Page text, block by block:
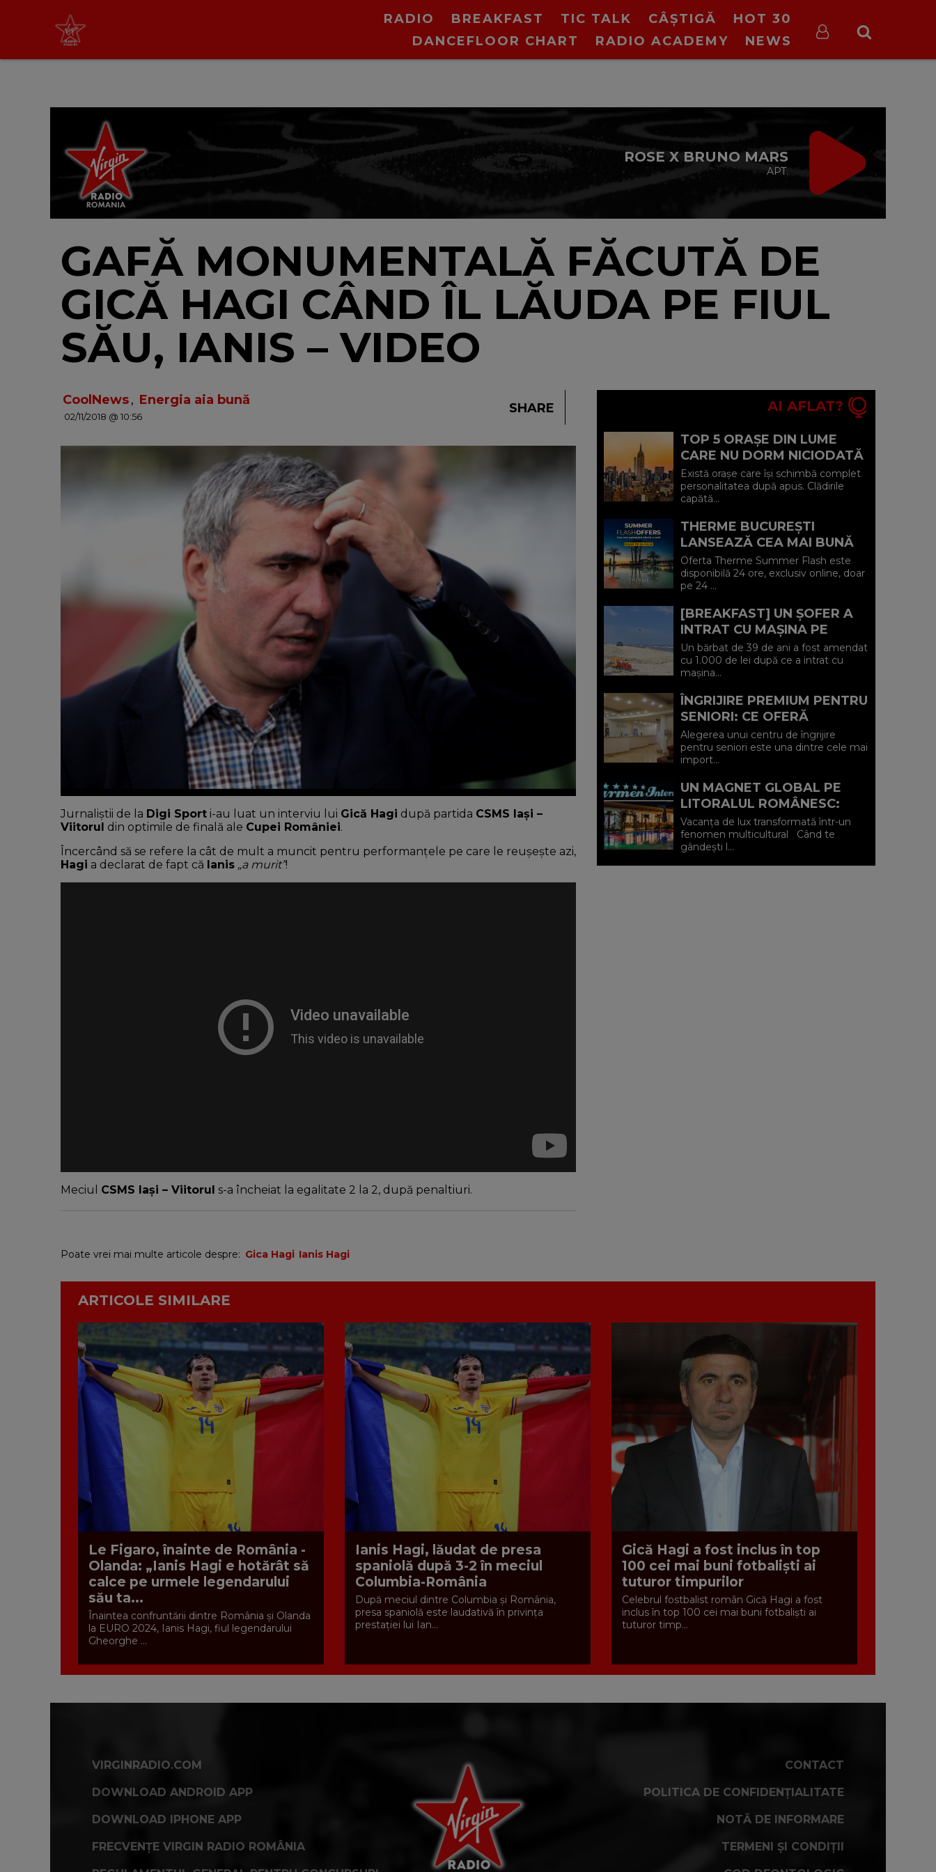
RADIO BREAKFAST TIC TALK CÂȘTIGĂ
HOT 30
DANCEFLOOR CHART
RADIO ACADEMY NEWS
MUSIC DE
WEEKEND
GAFĂ MONUMENTALĂ FĂCUTĂ DE
GICĂ HAGI CÂND ÎL LĂUDA PE FIUL
SĂU, IANIS – VIDEO
CoolNews, Energia aia bună
02/11/2018 @ 10:56
SHARE
Jurnaliștii de la Digi Sport i-au luat un interviu lui Gică Hagi după partida CSMS Iași –
Viitorul din optimile de finală ale Cupei României.
Încercând să se refere la cât de mult a muncit pentru performanțele pe care le reușește azi,
Hagi a declarat de fapt că Ianis „a murit”!
Meciul CSMS Iași – Viitorul s-a încheiat la egalitate 2 la 2, după penaltiuri.
Poate vrei mai multe articole despre: Gica Hagi Ianis Hagi
AI AFLAT?
TOP 5 ORAȘE DIN LUME
CARE NU DORM NICIODATĂ
ȘI POVEȘTILE DIN SPATELE
CELOR MAI CELEBRE
BULEVARDE DE ...
Există orașe care își schimbă complet
personalitatea după apus. Clădirile
capătă...
THERME BUCUREȘTI
LANSEAZĂ CEA MAI BUNĂ
OFERTĂ A VERII: MINUS 20%
LA VOUCHERE, DOAR PE 24
IULIE (P)...
Oferta Therme Summer Flash este
disponibilă 24 ore, exclusiv online, doar
pe 24 ...
[BREAKFAST] UN ȘOFER A
INTRAT CU MAȘINA PE
PLAJA DIN VADU ȘI A FOST
AMENDAT.
Un bărbat de 39 de ani a fost amendat
cu 1.000 de lei după ce a intrat cu
mașina...
ÎNGRIJIRE PREMIUM PENTRU
SENIORI: CE OFERĂ
CENTRUL AFFINITY LIFE
CARE (P)
Alegerea unui centru de îngrijire
pentru seniori este una dintre cele mai
import...
UN MAGNET GLOBAL PE
LITORALUL ROMÂNESC:
HOTEL CARMEN
INTERNATIONAL 5★ DIN
VENUS (P)
Vacanța de lux transformată într-un
fenomen multicultural Când te
gândești l...
ARTICOLE SIMILARE
Le Figaro, înainte de România -
Olanda: „Ianis Hagi e hotărât să
calce pe urmele legendarului
său ta...
Înaintea confruntării dintre România și Olanda
la EURO 2024, Ianis Hagi, fiul legendarului
Gheorghe ...
Ianis Hagi, lăudat de presa
spaniolă după 3-2 în meciul
Columbia-România
După meciul dintre Columbia și România,
presa spaniolă este laudativă în privința
prestației lui Ian...
Gică Hagi a fost inclus în top
100 cei mai buni fotbaliști ai
tuturor timpurilor
Celebrul fostbalist român Gică Hagi a fost
inclus în top 100 cei mai buni fotbaliști ai
tuturor timp...
VIRGINRADIO.COM
DOWNLOAD ANDROID APP
DOWNLOAD IPHONE APP
FRECVENȚE VIRGIN RADIO ROMÂNIA
CONTACT
POLITICA DE CONFIDENȚIALITATE
NOTĂ DE INFORMARE
TERMENI ȘI CONDIȚII